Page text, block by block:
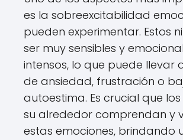
es la sobreexcitabilidad
pueden experimentar. Estos
ser muy sensibles y
intensos, lo que puede llevar
de ansiedad, frustración o
autoestima. Es crucial que
su alrededor comprendan y
estas emociones, brindando